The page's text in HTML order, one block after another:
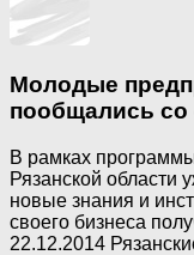
Молодые
пообщались со
В рамках
Рязанской
новые знания и
своего бизнеса
22.12.2014